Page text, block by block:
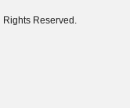
Rights Reserved.